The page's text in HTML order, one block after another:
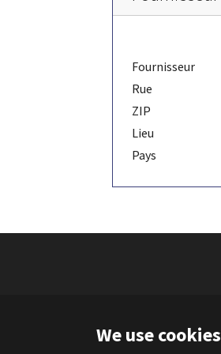
We use cookies
Fournisseur
Rue
ZIP
Lieu
Pays